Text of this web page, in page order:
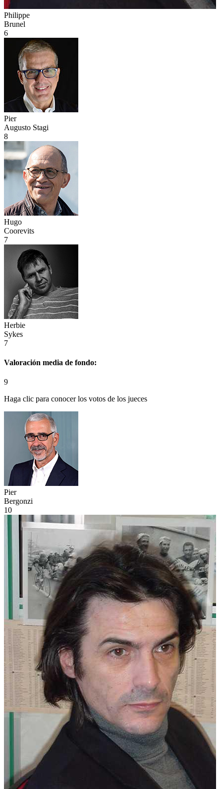
Philippe
Brunel
6
Pier
Augusto Stagi
8
Hugo
Coorevits
7
Herbie
Sykes
7
Valoración media de fondo:
9
Haga clic para conocer los votos de los jueces
Pier
Bergonzi
10